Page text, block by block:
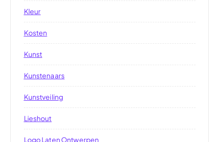
Kleur
Kosten
Kunst
Kunstenaars
Kunstveiling
Lieshout
Logo Laten Ontwerpen